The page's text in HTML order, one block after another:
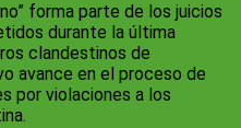
forma parte de los juicios
durante la última
clandestinos de
avance en el proceso de
por violaciones a los